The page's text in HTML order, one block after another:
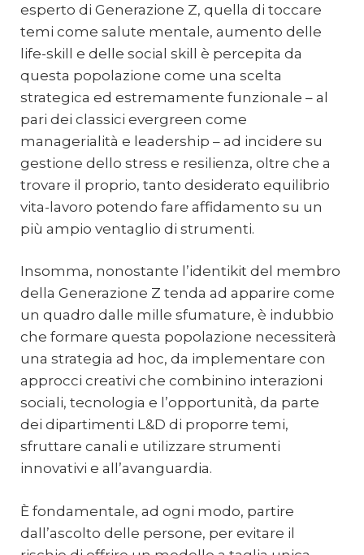
esperto di Generazione Z, quella di toccare
temi come salute mentale, aumento delle
life-skill e delle social skill è percepita da
questa popolazione come una scelta
strategica ed estremamente funzionale – al
pari dei classici evergreen come
managerialità e leadership – ad incidere su
gestione dello stress e resilienza, oltre che a
trovare il proprio, tanto desiderato equilibrio
vita-lavoro potendo fare affidamento su un
più ampio ventaglio di strumenti.
Insomma, nonostante l’identikit del membro
della Generazione Z tenda ad apparire come
un quadro dalle mille sfumature, è indubbio
che formare questa popolazione necessiterà
una strategia ad hoc, da implementare con
approcci creativi che combinino interazioni
sociali, tecnologia e l’opportunità, da parte
dei dipartimenti L&D di proporre temi,
sfruttare canali e utilizzare strumenti
innovativi e all’avanguardia.
È fondamentale, ad ogni modo, partire
dall’ascolto delle persone, per evitare il